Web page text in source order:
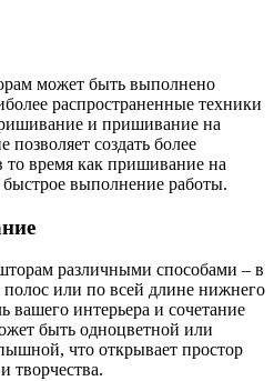
может быть выполнено
распространенные техники
и пришивание на
создать более
время как пришивание на
выполнение работы.
различными способами – в
полос или по всей длине нижнего
вашего интерьера и сочетание
быть одноцветной или
что открывает простор
творчества.